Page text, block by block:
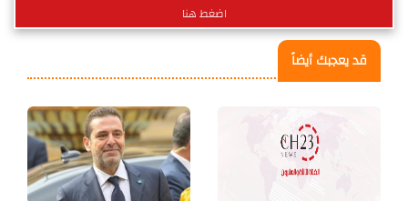
اضغط هنا
قد يعجبك أيضاً